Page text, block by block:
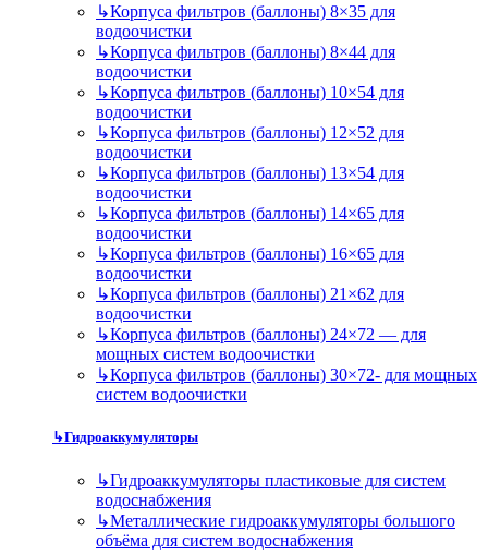
↳Корпуса фильтров (баллоны) 8×35 для
водоочистки
↳Корпуса фильтров (баллоны) 8×44 для
водоочистки
↳Корпуса фильтров (баллоны) 10×54 для
водоочистки
↳Корпуса фильтров (баллоны) 12×52 для
водоочистки
↳Корпуса фильтров (баллоны) 13×54 для
водоочистки
↳Корпуса фильтров (баллоны) 14×65 для
водоочистки
↳Корпуса фильтров (баллоны) 16×65 для
водоочистки
↳Корпуса фильтров (баллоны) 21×62 для
водоочистки
↳Корпуса фильтров (баллоны) 24×72 — для
мощных систем водоочистки
↳Корпуса фильтров (баллоны) 30×72- для мощных
систем водоочистки
↳Гидроаккумуляторы
↳Гидроаккумуляторы пластиковые для систем
водоснабжения
↳Металлические гидроаккумуляторы большого
объёма для систем водоснабжения